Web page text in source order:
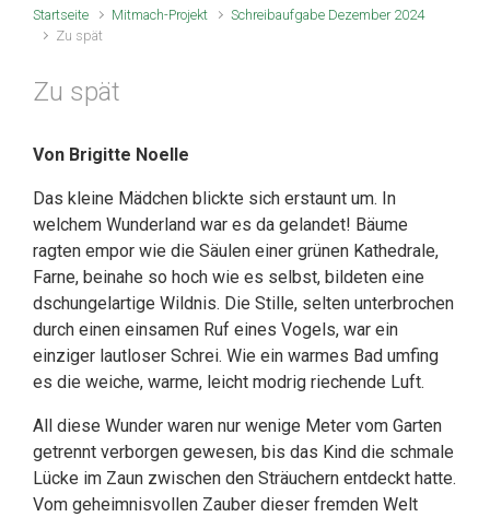
Startseite Mitmach-Projekt
Schreibaufgabe Dezember 2024
Zu spät
Zu spät
Von Brigitte Noelle
Das kleine Mädchen blickte sich erstaunt um. In
welchem Wunderland war es da gelandet! Bäume
ragten empor wie die Säulen einer grünen Kathedrale,
Farne, beinahe so hoch wie es selbst, bildeten eine
dschungelartige Wildnis. Die Stille, selten unterbrochen
durch einen einsamen Ruf eines Vogels, war ein
einziger lautloser Schrei. Wie ein warmes Bad umfing
es die weiche, warme, leicht modrig riechende Luft.
All diese Wunder waren nur wenige Meter vom Garten
getrennt verborgen gewesen, bis das Kind die schmale
Lücke im Zaun zwischen den Sträuchern entdeckt hatte.
Vom geheimnisvollen Zauber dieser fremden Welt